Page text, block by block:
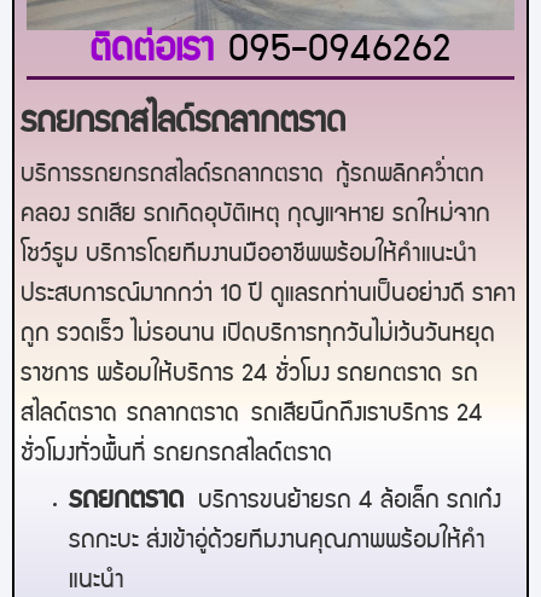
ติดต่อเรา 095-0946262
รถยกรถสไลด์รถลากตราด
บริการรถยกรถสไลด์รถลากตราด กู้รถพลิกคว่ำตก
คลอง รถเสีย รถเกิดอุบัติเหตุ กุญแจหาย รถใหม่จาก
โชว์รูม บริการโดยทีมงานมืออาชีพพร้อมให้คำแนะนำ
ประสบการณ์มากกว่า 10 ปี ดูแลรถท่านเป็นอย่างดี ราคา
ถูก รวดเร็ว ไม่รอนาน เปิดบริการทุกวันไม่เว้นวันหยุด
ราชการ พร้อมให้บริการ 24 ชั่วโมง รถยกตราด รถ
สไลด์ตราด รถลากตราด
รถเสียนึกถึงเราบริการ 24
ชั่วโมงทั่วพื้นที่ รถยกรถสไลด์ตราด
รถยกตราด
บริการขนย้ายรถ 4 ล้อเล็ก รถเก๋ง
รถกะบะ ส่งเข้าอู่ด้วยทีมงานคุณภาพพร้อมให้คำ
แนะนำ